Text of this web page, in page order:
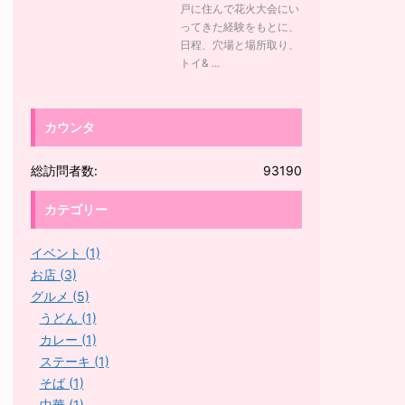
戸に住んで花火大会にい
ってきた経験をもとに、
日程、穴場と場所取り、
トイ& ...
カウンタ
93190
総訪問者数:
カテゴリー
イベント (1)
お店 (3)
グルメ (5)
うどん (1)
カレー (1)
ステーキ (1)
そば (1)